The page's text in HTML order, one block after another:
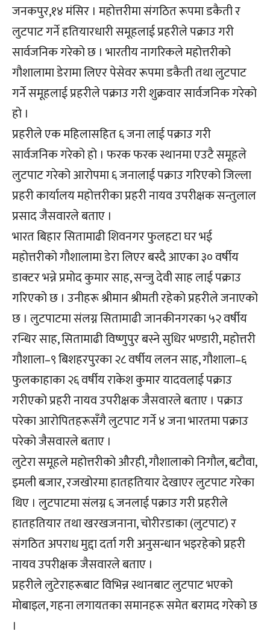
जनकपुर,१४ मंसिर । महोत्तरीमा संगठित रूपमा डकैती र
लुटपाट गर्ने हतियारधारी समूहलाई प्रहरीले पक्राउ गरी
सार्वजनिक गरेको छ । भारतीय नागरिकले महोत्तरीको
गौशालामा डेरामा लिएर पेसेवर रूपमा डकैती तथा लुटपाट
गर्ने समूहलाई प्रहरीले पक्राउ गरी शुक्रवार सार्वजनिक गरेको
हो ।
प्रहरीले एक महिलासहित ६ जना लाई पक्राउ गरी
सार्वजनिक गरेको हो । फरक फरक स्थानमा एउटै समूहले
लुटपाट गरेको आरोपमा ६ जनालाई पक्राउ गरिएको जिल्ला
प्रहरी कार्यालय महोत्तरीका प्रहरी नायव उपरीक्षक सन्तुलाल
प्रसाद जैसवारले बताए ।
भारत बिहार सितामाढी शिवनगर फुलहटा घर भई
महोत्तरीको गौशालामा डेरा लिएर बस्दै आएका ३० वर्षीय
डाक्टर भन्ने प्रमोद कुमार साह, सन्जु देवी साह लाई पक्राउ
गरिएको छ । उनीहरू श्रीमान श्रीमती रहेको प्रहरीले जनाएको
छ । लुटपाटमा संलग्न सितामाढी जानकीनगरका ५२ वर्षीय
रन्धिर साह, सितामाढी विष्णुपुर बस्ने सुधिर भण्डारी, महोत्तरी
गौशाला–९ बिशहरपुरका २८ वर्षीय ललन साह, गौशाला–६
फुलकाहाका २६ वर्षीय राकेश कुमार यादवलाई पक्राउ
गरीएको प्रहरी नायव उपरीक्षक जैसवारले बताए । पक्राउ
परेका आरोपितहरूसँगै लुटपाट गर्ने ४ जना भारतमा पक्राउ
परेको जैसवारले बताए ।
लुटेरा समूहले महोत्तरीको औरही, गौशालाको निगौल, बटौवा,
इमली बजार, रजखोरमा हातहतियार देखाएर लुटपाट गरेका
थिए । लुटपाटमा संलग्न ६ जनलाई पक्राउ गरी प्रहरीले
हातहतियार तथा खरखजनाना, चोरीरडाका (लुटपाट) र
संगठित अपराध मुद्दा दर्ता गरी अनुसन्धान भइरहेको प्रहरी
नायव उपरीक्षक जैसवारले बताए ।
प्रहरीले लुटेराहरूबाट विभिन्न स्थानबाट लुटपाट भएको
मोबाइल, गहना लगायतका समानहरू समेत बरामद गरेको छ
।